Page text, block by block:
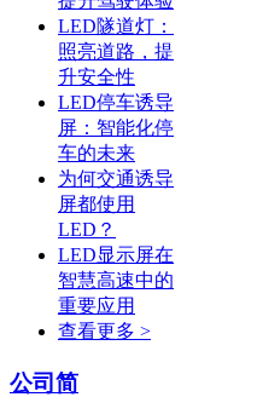
LED隧道灯：
照亮道路，提
升安全性
LED停车诱导
屏：智能化停
车的未来
为何交通诱导
屏都使用
LED？
LED显示屏在
智慧高速中的
重要应用
查看更多 >
公司简